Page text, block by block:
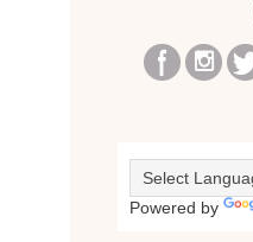
Powered by